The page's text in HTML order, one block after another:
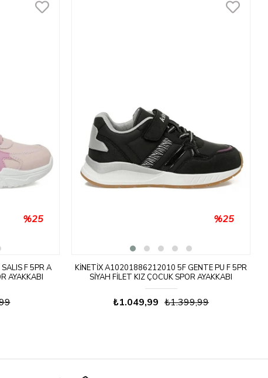
F 5PR A
AYAKKABI
%25
KINETIX A10201886212010 5F GENTE PU F 5PR
SIYAH FILET KIZ ÇOCUK SPOR AYAKKABI
₺1.049,99 ₺1.399,99
%25